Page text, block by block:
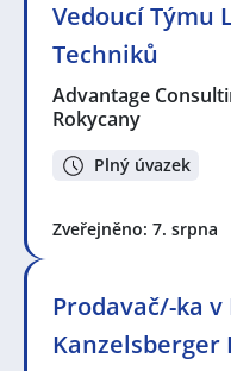
Vedoucí Týmu
Techniků
Advantage
Rokycany
Plný úvazek
Zveřejněno: 7. srpna
Prodavač/-ka
Kanzelsberger